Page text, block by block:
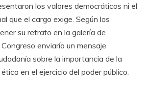
los valores democráticos ni el
que el cargo exige. Según los
su retrato en la galería de
enviaría un mensaje
sobre la importancia de la
en el ejercicio del poder público.